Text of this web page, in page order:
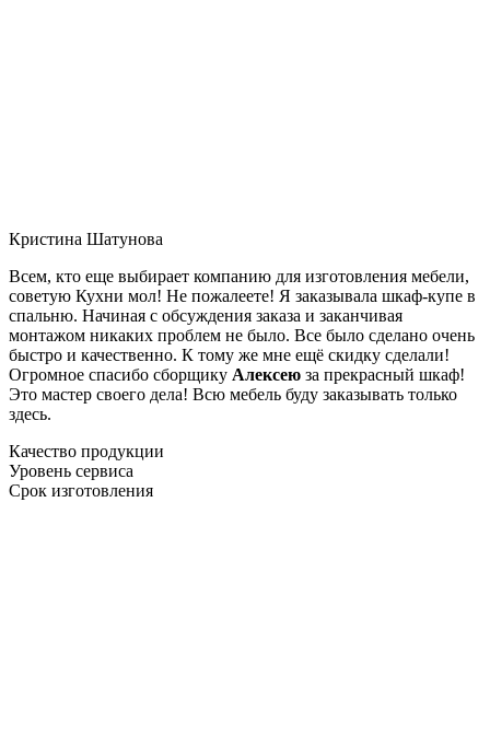
Кристина Шатунова
Всем, кто еще выбирает компанию для изготовления мебели,
советую Кухни мол! Не пожалеете! Я заказывала шкаф-купе в
спальню. Начиная с обсуждения заказа и заканчивая
монтажом никаких проблем не было. Все было сделано очень
быстро и качественно. К тому же мне ещё скидку сделали!
Огромное спасибо сборщику Алексею за прекрасный шкаф!
Это мастер своего дела! Всю мебель буду заказывать только
здесь.
Качество продукции
Уровень сервиса
Срок изготовления